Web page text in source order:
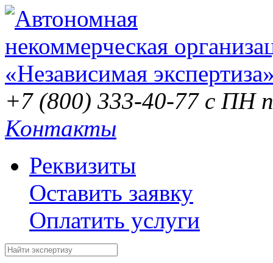
+7 (800) 333-40-77 с ПН
Контакты
Реквизиты
Оставить заявку
Оплатить услуги